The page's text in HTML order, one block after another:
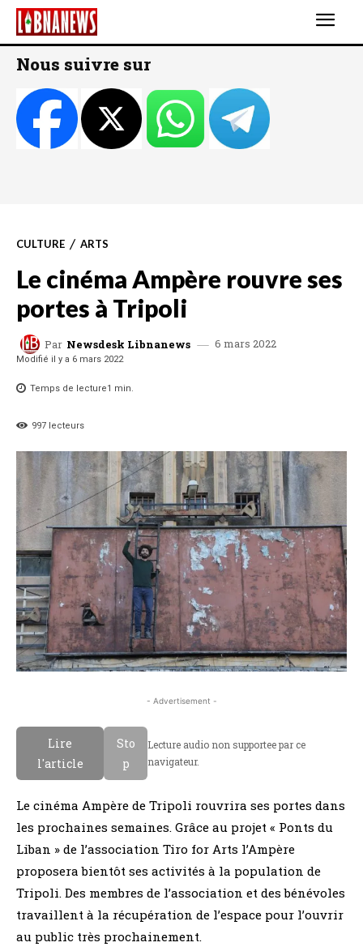
Nous suivre sur
CULTURE ARTS
Le cinéma Ampère rouvre ses
portes à Tripoli
Par Newsdesk Libnanews 6 mars 2022
Modifié il y a 6 mars 2022
Temps de lecture1 min.
997 lecteurs
- Advertisement -
Lire
l'article
Sto
p
Lecture audio non supportee par ce
navigateur.
Le cinéma Ampère de Tripoli rouvrira ses portes dans
les prochaines semaines. Grâce au projet « Ponts du
Liban » de l’association Tiro for Arts l’Ampère
proposera bientôt ses activités à la population de
Tripoli. Des membres de l’association et des bénévoles
travaillent à la récupération de l’espace pour l’ouvrir
au public très prochainement.